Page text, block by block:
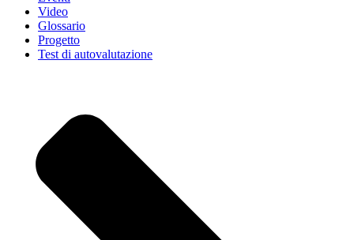
Video
Glossario
Progetto
Test di autovalutazione